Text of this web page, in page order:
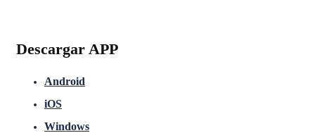
Descargar APP
Android
iOS
Windows